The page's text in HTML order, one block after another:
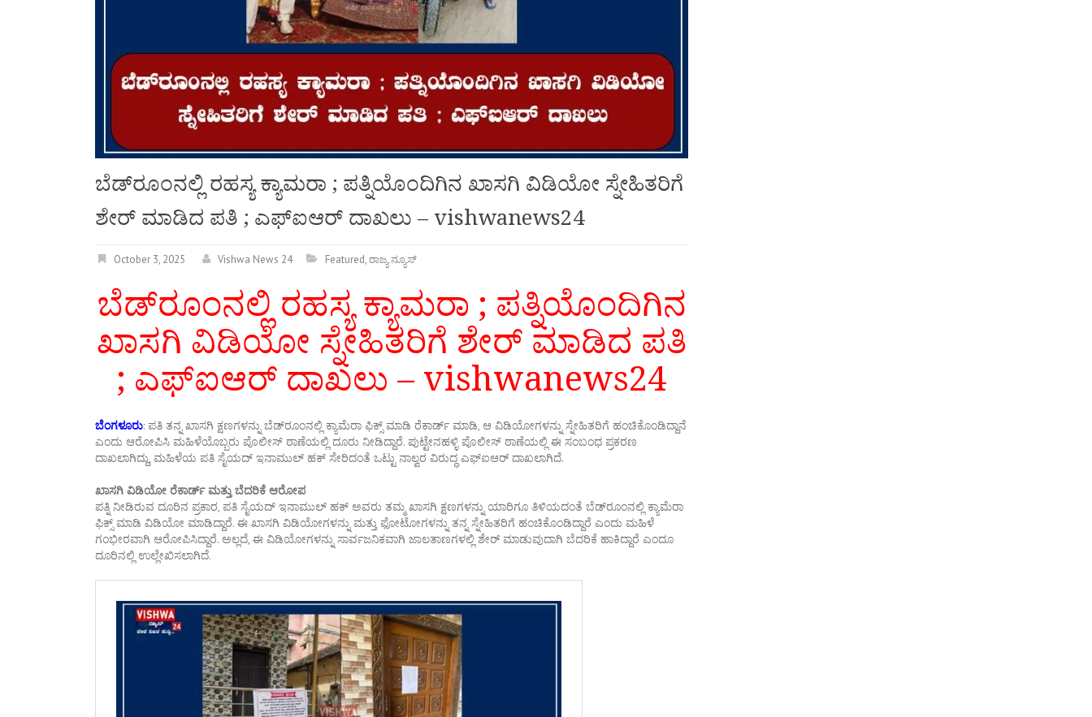
ಬೆಡ್‌ರೂಂನಲ್ಲಿ ರಹಸ್ಯ ಕ್ಯಾಮರಾ ; ಪತ್ನಿಯೊಂದಿಗಿನ ಖಾಸಗಿ ವಿಡಿಯೋ ಸ್ನೇಹಿತರಿಗೆ
ಶೇರ್ ಮಾಡಿದ ಪತಿ ; ಎಫ್‌ಐಆರ್ ದಾಖಲು – vishwanews24
October 3, 2025 Vishwa News 24 Featured,ರಾಜ್ಯ ನ್ಯೂಸ್
ಬೆಡ್‌ರೂಂನಲ್ಲಿ ರಹಸ್ಯ ಕ್ಯಾಮರಾ ; ಪತ್ನಿಯೊಂದಿಗಿನ
ಖಾಸಗಿ ವಿಡಿಯೋ ಸ್ನೇಹಿತರಿಗೆ ಶೇರ್ ಮಾಡಿದ ಪತಿ
; ಎಫ್‌ಐಆರ್ ದಾಖಲು – vishwanews24
ಬೆಂಗಳೂರು: ಪತಿ ತನ್ನ ಖಾಸಗಿ ಕ್ಷಣಗಳನ್ನು ಬೆಡ್‌ರೂಂನಲ್ಲಿ ಕ್ಯಾಮೆರಾ ಫಿಕ್ಸ್ ಮಾಡಿ ರೆಕಾರ್ಡ್ ಮಾಡಿ, ಆ ವಿಡಿಯೋಗಳನ್ನು ಸ್ನೇಹಿತರಿಗೆ ಹಂಚಿಕೊಂಡಿದ್ದಾನೆ
ಎಂದು ಆರೋಪಿಸಿ ಮಹಿಳೆಯೊಬ್ಬರು ಪೊಲೀಸ್ ಠಾಣೆಯಲ್ಲಿ ದೂರು ನೀಡಿದ್ದಾರೆ. ಪುಟ್ಟೇನಹಳ್ಳಿ ಪೊಲೀಸ್ ಠಾಣೆಯಲ್ಲಿ ಈ ಸಂಬಂಧ ಪ್ರಕರಣ
ದಾಖಲಾಗಿದ್ದು, ಮಹಿಳೆಯ ಪತಿ ಸೈಯದ್ ಇನಾಮುಲ್ ಹಕ್ ಸೇರಿದಂತೆ ಒಟ್ಟು ನಾಲ್ವರ ವಿರುದ್ಧ ಎಫ್‌ಐಆರ್ ದಾಖಲಾಗಿದೆ.
ಖಾಸಗಿ ವಿಡಿಯೋ ರೆಕಾರ್ಡ್ ಮತ್ತು ಬೆದರಿಕೆ ಆರೋಪ
ಪತ್ನಿ ನೀಡಿರುವ ದೂರಿನ ಪ್ರಕಾರ, ಪತಿ ಸೈಯದ್ ಇನಾಮುಲ್ ಹಕ್ ಅವರು ತಮ್ಮ ಖಾಸಗಿ ಕ್ಷಣಗಳನ್ನು ಯಾರಿಗೂ ತಿಳಿಯದಂತೆ ಬೆಡ್‌ರೂಂನಲ್ಲಿ ಕ್ಯಾಮೆರಾ
ಫಿಕ್ಸ್ ಮಾಡಿ ವಿಡಿಯೋ ಮಾಡಿದ್ದಾರೆ. ಈ ಖಾಸಗಿ ವಿಡಿಯೋಗಳನ್ನು ಮತ್ತು ಫೋಟೋಗಳನ್ನು ತನ್ನ ಸ್ನೇಹಿತರಿಗೆ ಹಂಚಿಕೊಂಡಿದ್ದಾರೆ ಎಂದು ಮಹಿಳೆ
ಗಂಭೀರವಾಗಿ ಆರೋಪಿಸಿದ್ದಾರೆ. ಅಲ್ಲದೆ, ಈ ವಿಡಿಯೋಗಳನ್ನು ಸಾರ್ವಜನಿಕವಾಗಿ ಜಾಲತಾಣಗಳಲ್ಲಿ ಶೇರ್ ಮಾಡುವುದಾಗಿ ಬೆದರಿಕೆ ಹಾಕಿದ್ದಾರೆ ಎಂದೂ
ದೂರಿನಲ್ಲಿ ಉಲ್ಲೇಖಿಸಲಾಗಿದೆ.